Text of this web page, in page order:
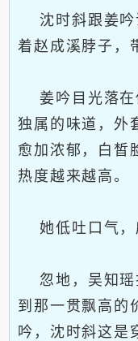
沈时斜跟姜吟
着赵成溪脖子，
姜吟目光落在
独属的味道，外
愈加浓郁，白皙
热度越来越高。
她低吐口气，
忽地，吴知瑶
到那一贯飘高的
吟，沈时斜这是